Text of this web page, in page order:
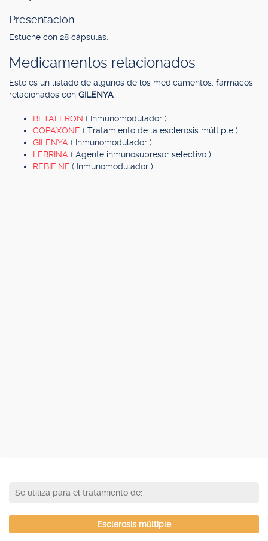
Presentación.
Estuche con 28 cápsulas.
Medicamentos relacionados
Este es un listado de algunos de los medicamentos, fármacos
relacionados con GILENYA
BETAFERON ( Inmunomodulador )
COPAXONE ( Tratamiento de la esclerosis múltiple )
GILENYA ( Inmunomodulador )
LEBRINA ( Agente inmunosupresor selectivo )
REBIF NF ( Inmunomodulador )
Se utiliza para el tratamiento de:
Esclerosis múltiple